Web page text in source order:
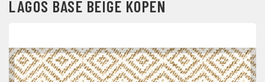
LAGOS BASE BEIGE KOPEN